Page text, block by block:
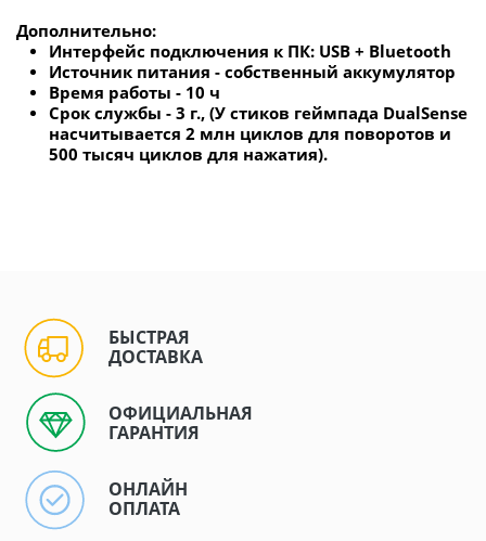
Дополнительно:
Интерфейс подключения к ПК: USB + Bluetooth
Источник питания - собственный аккумулятор
Время работы - 10 ч
Срок службы - 3 г., (У стиков геймпада DualSense
насчитывается 2 млн циклов для поворотов и
500 тысяч циклов для нажатия).
БЫСТРАЯ
ДОСТАВКА
ОФИЦИАЛЬНАЯ
ГАРАНТИЯ
ОНЛАЙН
ОПЛАТА